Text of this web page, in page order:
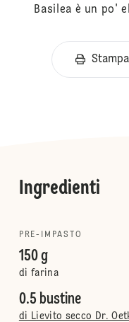
Basilea è un po'
Stampa
Ingredienti
PRE-IMPASTO
150 g
di farina
0.5 bustine
di Lievito secco Dr.